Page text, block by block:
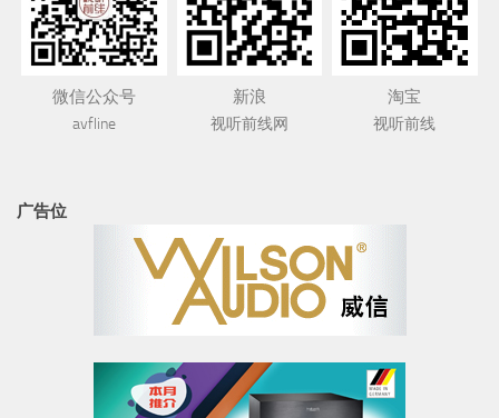
微信公众号
avfline
新浪
视听前线网
淘宝
视听前线
广告位